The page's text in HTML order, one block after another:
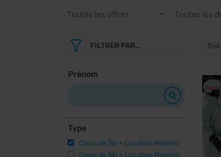
FILTRER PAR...
Prénom
Type
Cours de Ski + Location Matériel
Cours de Ski + Location Matériel